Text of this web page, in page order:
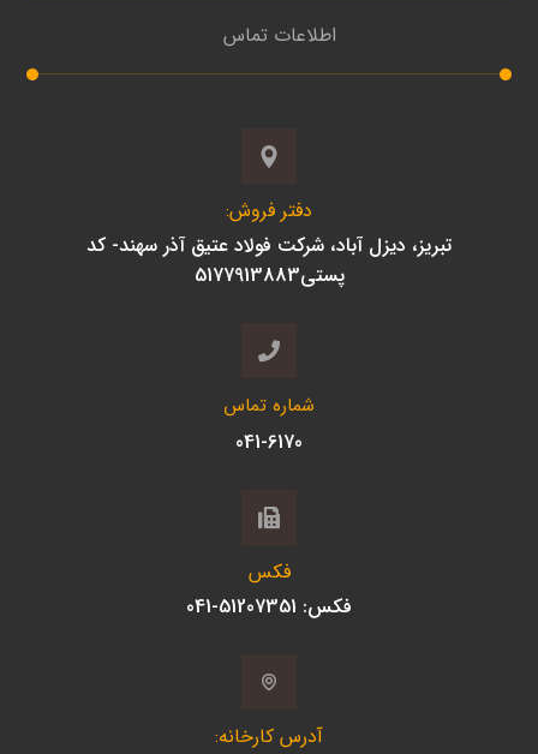
اطلاعات تماس
دفتر فروش:
تبریز، دیزل آباد، شرکت فولاد عتیق آذر سهند- کد
پستی5177913883
شماره تماس
041-6170
فکس
فکس: 51207351-041
آدرس کارخانه: